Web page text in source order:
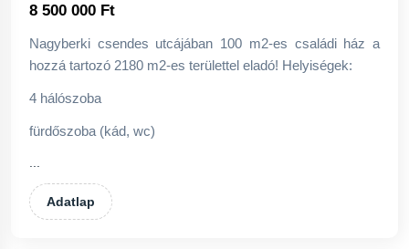
8 500 000 Ft
Nagyberki csendes utcájában 100 m2-es családi ház a
hozzá tartozó 2180 m2-es területtel eladó! Helyiségek:
4 hálószoba
fürdőszoba (kád, wc)
Adatlap